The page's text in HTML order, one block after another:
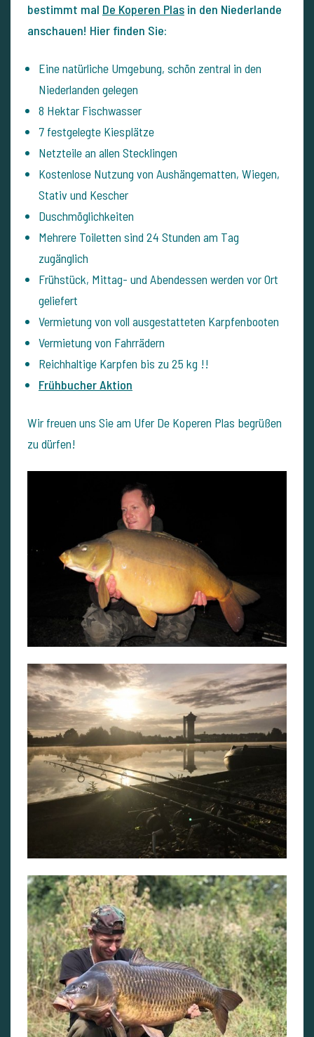
bestimmt mal De Koperen Plas in den Niederlande
anschauen! Hier finden Sie:
Eine natürliche Umgebung, schön zentral in den
Niederlanden gelegen
8 Hektar Fischwasser
7 festgelegte Kiesplätze
Netzteile an allen Stecklingen
Kostenlose Nutzung von Aushängematten, Wiegen,
Stativ und Kescher
Duschmöglichkeiten
Mehrere Toiletten sind 24 Stunden am Tag
zugänglich
Frühstück, Mittag- und Abendessen werden vor Ort
geliefert
Vermietung von voll ausgestatteten Karpfenbooten
Vermietung von Fahrrädern
Reichhaltige Karpfen bis zu 25 kg !!
Frühbucher Aktion
Wir freuen uns Sie am Ufer De Koperen Plas begrüßen
zu dürfen!